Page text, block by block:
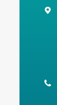

